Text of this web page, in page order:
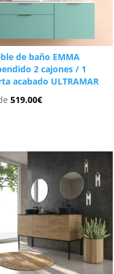
de baño EMMA
2 cajones / 1
acabado ULTRAMAR
519.00€